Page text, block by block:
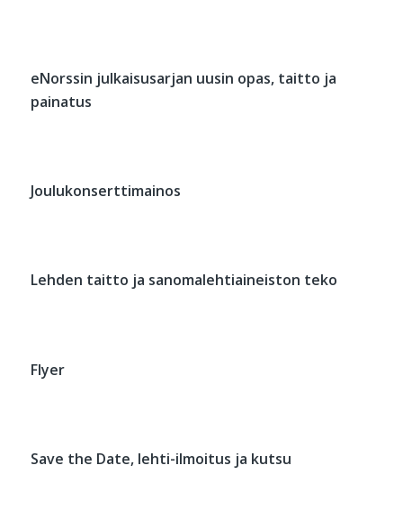
eNorssin julkaisusarjan uusin opas, taitto ja
painatus
Joulukonserttimainos
Lehden taitto ja sanomalehtiaineiston teko
Flyer
Save the Date, lehti-ilmoitus ja kutsu